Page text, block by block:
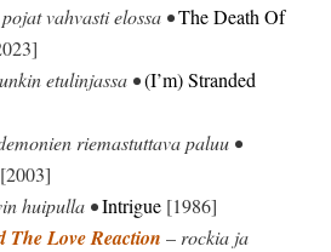
vahvasti elossa •The Death Of
etulinjassa •(I’m) Stranded
riemastuttava paluu •
huipulla •Intrigue [1986]
Love Reaction – rockia ja